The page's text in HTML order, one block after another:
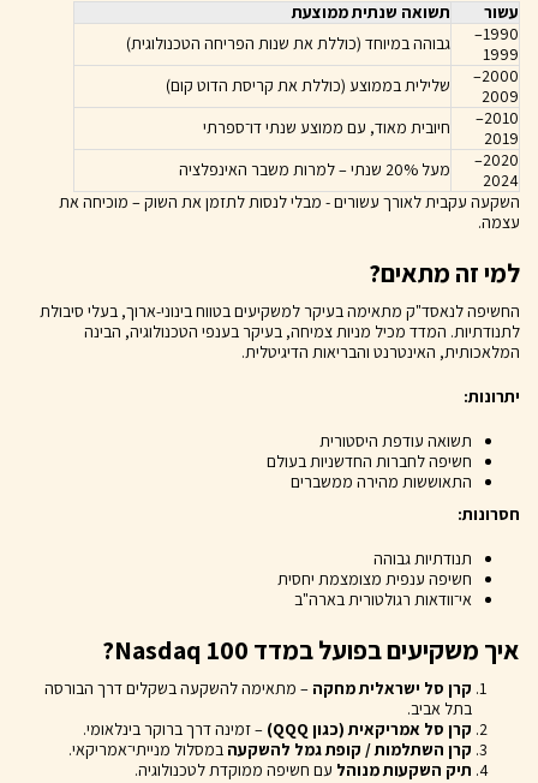
עשור
תשואה שנתית ממוצעת
1990–
1999
גבוהה במיוחד (כוללת את שנות הפריחה הטכנולוגית)
2000–
2009
שלילית בממוצע (כוללת את קריסת הדוט קום)
2010–
2019
חיובית מאוד, עם ממוצע שנתי דו־ספרתי
2020–
2024
מעל 20% שנתי – למרות משבר האינפלציה
השקעה עקבית לאורך עשורים - מבלי לנסות לתזמן את השוק – מוכיחה את
עצמה.
למי זה מתאים?
החשיפה לנאסד"ק מתאימה בעיקר למשקיעים בטווח בינוני-ארוך, בעלי סיבולת
לתנודתיות. המדד מכיל מניות צמיחה, בעיקר בענפי הטכנולוגיה, הבינה
המלאכותית, האינטרנט והבריאות הדיגיטלית.
יתרונות:
תשואה עודפת היסטורית
חשיפה לחברות החדשניות בעולם
התאוששות מהירה ממשברים
חסרונות:
תנודתיות גבוהה
חשיפה ענפית מצומצמת יחסית
אי־וודאות רגולטורית בארה"ב
איך משקיעים בפועל במדד Nasdaq 100?
קרן סל ישראלית מחקה – מתאימה להשקעה בשקלים דרך הבורסה
בתל אביב.
קרן סל אמריקאית (כגון QQQ)
– זמינה דרך ברוקר בינלאומי.
קרן השתלמות / קופת גמל להשקעה במסלול מנייתי־אמריקאי.
תיק השקעות מנוהל עם חשיפה ממוקדת לטכנולוגיה.